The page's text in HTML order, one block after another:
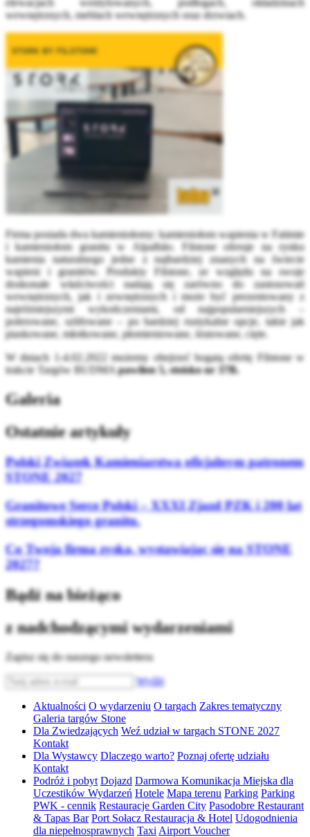
wewnętrznych, meblach wewnętrznych oraz drzwiach.
Firma posiada dwa kamieniołomy: kamieniołom wapienia w Fatimie
i kamieniołom granitu w Alpalhão. Filstone oferuje na rynku
kamienia naturalnego jedne z najbardziej znanych na świecie
wapieni i granitów. Produkty Filstone, ze względu na swoje
doskonałe właściwości nadają się zarówno do zastosowań
wewnętrznych, jak i zewnętrznych i może być prezentowany z
najróżniejszymi wykończeniami, od najpopularniejszych –
polerowane, szlifowane – po bardziej rustykalne opcje, takie jak
piaskowane, młotkowane, płomieniowane, śrutowane, cięte.
W dniach 1-4.02.2022 możemy obejrzeć bogatą ofertę Filstone w
trakcie Targów BUDMApawilon 5, stoisko nr 37B.
Galeria
Ostatnie artykuły
Polski Związek Kamieniarstwa oficjalnym patronem
STONE 2027
Granitowe Serce Polski – XXXI Zjazd PZK i 200 lat
strzegomskiego granitu.
Co Twoja firma zyska, wystawiając się na STONE
2027?
Bądź na bieżąco
z nadchodzącymi wydarzeniami
Zapisz się do naszego newslettera
Wyślij
Aktualności O wydarzeniu O targach Zakres tematyczny
Galeria targów Stone
Dla Zwiedzających Weź udział w targach STONE 2027
Kontakt
Dla Wystawcy Dlaczego warto? Poznaj ofertę udziału
Kontakt
Podróż i pobyt Dojazd Darmowa Komunikacja Miejska dla
Uczestików Wydarzeń Hotele Mapa terenu Parking Parking
PWK - cennik Restauracje Garden City Pasodobre Restaurant
& Tapas Bar Port Sołacz Restauracja & Hotel Udogodnienia
dla niepełnosprawnych Taxi Airport Voucher